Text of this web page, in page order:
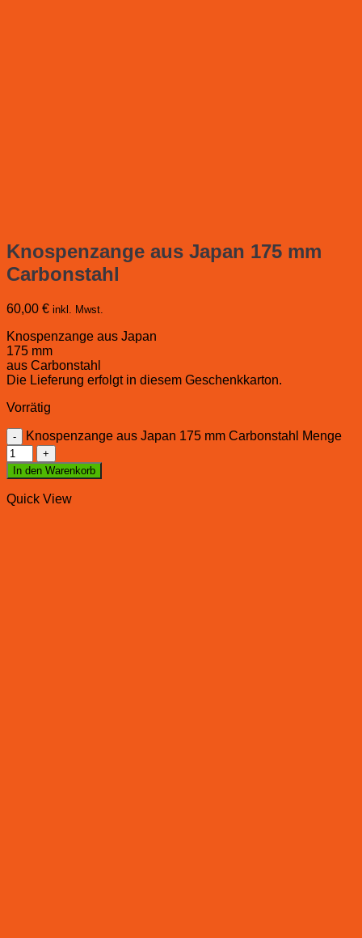
Knospenzange aus Japan 175 mm
Carbonstahl
60,00 € inkl. Mwst.
Knospenzange aus Japan
175 mm
aus Carbonstahl
Die Lieferung erfolgt in diesem Geschenkkarton.
Vorrätig
Knospenzange aus Japan 175 mm Carbonstahl Menge
In den Warenkorb
Quick View